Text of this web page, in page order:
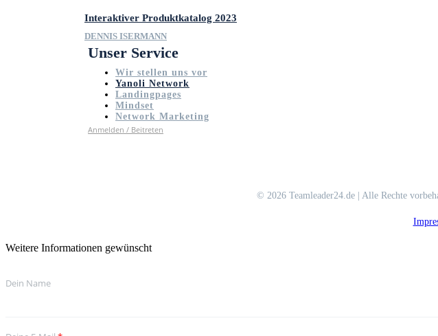
Interaktiver Produktkatalog 2023
DENNIS ISERMANN
Unser Service
Wir stellen uns vor
Yanoli Network
Landingpages
Mindset
Network Marketing
Anmelden / Beitreten
© 2026 Teamleader24.de | Alle Rechte
Weitere Informationen gewünscht
Dein Name